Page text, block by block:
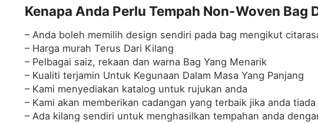
Kenapa Anda Perlu Tempah Non-Woven Bag
– Anda boleh memilih design sendiri pada bag mengikut
– Harga murah Terus Dari Kilang
– Pelbagai saiz, rekaan dan warna Bag Yang Menarik
– Kualiti terjamin Untuk Kegunaan Dalam Masa Yang Panjang
– Kami menyediakan katalog untuk rujukan anda
– Kami akan memberikan cadangan yang terbaik jika anda
– Ada kilang sendiri untuk menghasilkan tempahan anda